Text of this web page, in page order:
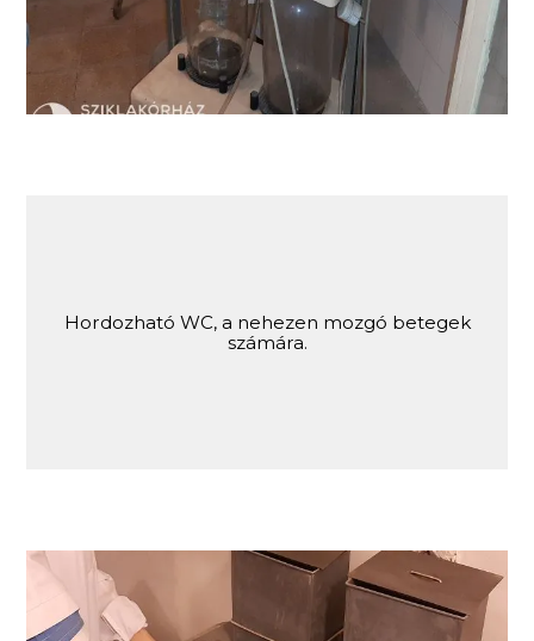
Hordozható WC, a nehezen mozgó betegek
számára.